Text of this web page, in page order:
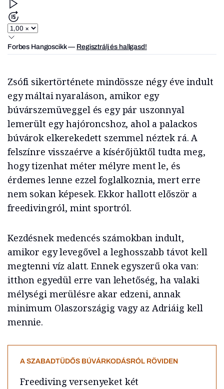
Forbes Hangoscikk— Regisztrálj és hallgasd!
Zsófi sikertörténete mindössze négy éve indult
egy máltai nyaraláson, amikor egy
búvárszemüveggel és egy pár uszonnyal
lemerült egy hajóroncshoz, ahol a palackos
búvárok elkerekedett szemmel néztek rá. A
felszínre visszaérve a kísérőjüktől tudta meg,
hogy tizenhat méter mélyre ment le, és
érdemes lenne ezzel foglalkoznia, mert erre
nem sokan képesek. Ekkor hallott először a
freedivingról, mint sportról.
Kezdésnek medencés számokban indult,
amikor egy levegővel a leghosszabb távot kell
megtenni víz alatt. Ennek egyszerű oka van:
itthon egyedül erre van lehetőség, ha valaki
mélységi merülésre akar edzeni, annak
minimum Olaszországig vagy az Adriáig kell
mennie.
A SZABADTÜDŐS BÚVÁRKODÁSRÓL RÖVIDEN
Freediving versenyeket két